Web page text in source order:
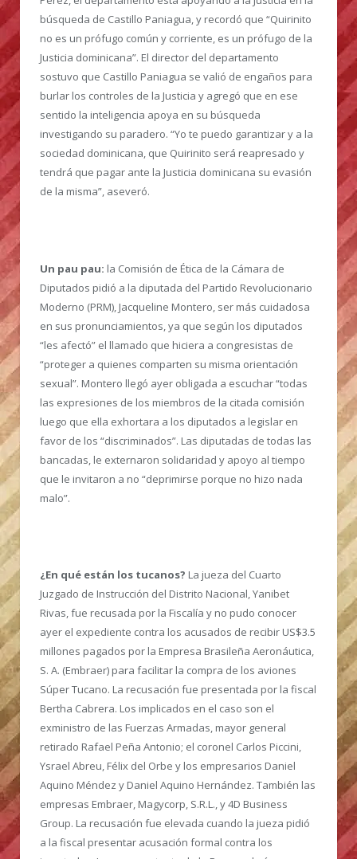
búsqueda de Castillo Paniagua, y recordó que “Quirinito
no es un prófugo común y corriente, es un prófugo de la
Justicia dominicana”. El director del departamento
sostuvo que Castillo Paniagua se valió de engaños para
burlar los controles de la Justicia y agregó que en ese
sentido la inteligencia apoya en su búsqueda
investigando su paradero. “Yo te puedo garantizar y a la
sociedad dominicana, que Quirinito será reapresado y
tendrá que pagar ante la Justicia dominicana su evasión
de la misma”, aseveró.
Un pau pau: la Comisión de Ética de la Cámara de
Diputados pidió a la diputada del Partido Revolucionario
Moderno (PRM), Jacqueline Montero, ser más cuidadosa
en sus pronunciamientos, ya que según los diputados
“les afectó” el llamado que hiciera a congresistas de
“proteger a quienes comparten su misma orientación
sexual”. Montero llegó ayer obligada a escuchar “todas
las expresiones de los miembros de la citada comisión
luego que ella exhortara a los diputados a legislar en
favor de los “discriminados”. Las diputadas de todas las
bancadas, le externaron solidaridad y apoyo al tiempo
que le invitaron a no “deprimirse porque no hizo nada
malo”.
¿En qué están los tucanos? La jueza del Cuarto
Juzgado de Instrucción del Distrito Nacional, Yanibet
Rivas, fue recusada por la Fiscalía y no pudo conocer
ayer el expediente contra los acusados de recibir US$3.5
millones pagados por la Empresa Brasileña Aeronáutica,
S. A. (Embraer) para facilitar la compra de los aviones
Súper Tucano. La recusación fue presentada por la fiscal
Bertha Cabrera. Los implicados en el caso son el
exministro de las Fuerzas Armadas, mayor general
retirado Rafael Peña Antonio; el coronel Carlos Piccini,
Ysrael Abreu, Félix del Orbe y los empresarios Daniel
Aquino Méndez y Daniel Aquino Hernández. También las
empresas Embraer, Magycorp, S.R.L., y 4D Business
Group. La recusación fue elevada cuando la jueza pidió
a la fiscal presentar acusación formal contra los